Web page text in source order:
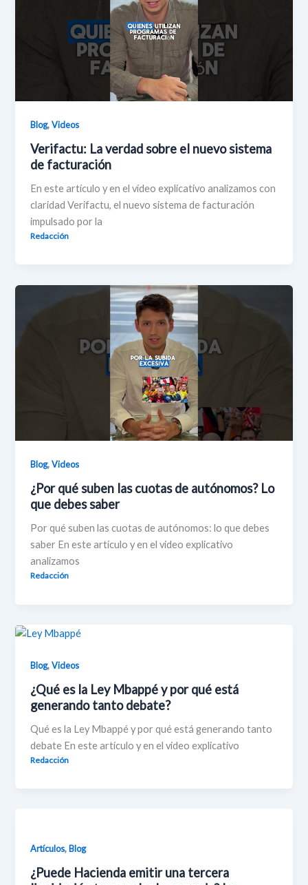
Blog,Videos
Verifactu: La verdad sobre el nuevo sistema
de facturación
En este artículo y en el vídeo explicativo analizamos con
claridad Verifactu, el nuevo sistema de facturación
impulsado por la
Redacción
Blog,Videos
¿Por qué suben las cuotas de autónomos? Lo
que debes saber
Por qué suben las cuotas de autónomos: lo que debes
saber En este artículo y en el video explicativo
analizamos
Redacción
Blog,Videos
¿Qué es la Ley Mbappé y por qué está
generando tanto debate?
Qué es la Ley Mbappé y por qué está generando tanto
debate En este artículo y en el video explicativo
Redacción
Artículos,Blog
¿Puede Hacienda emitir una tercera